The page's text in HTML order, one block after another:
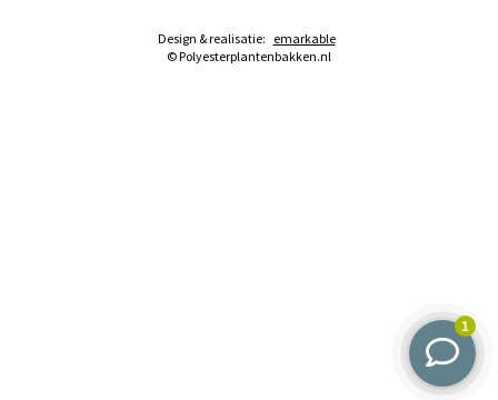
© Polyesterplantenbakken.nl
Design & realisatie: emarkable